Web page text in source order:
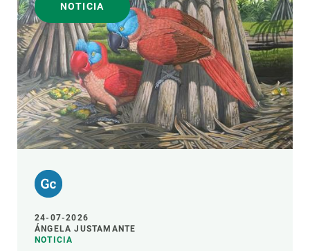
NOTICIA
24-07-2026
ÁNGELA JUSTAMANTE
NOTICIA